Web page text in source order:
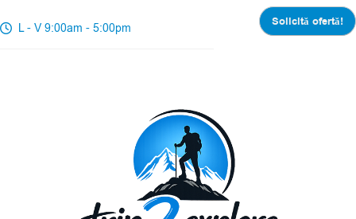
L - V 9:00am - 5:00pm Solicită ofertă!